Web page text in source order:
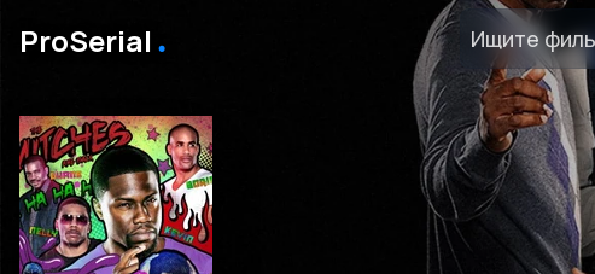
ProSerial ․